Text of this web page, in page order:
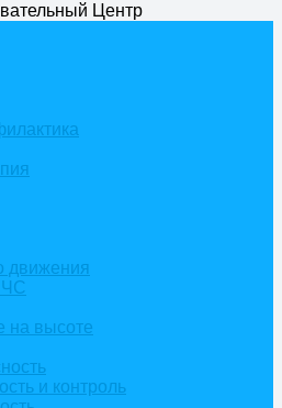
Центр
движения
ЧС
на высоте
и контроль